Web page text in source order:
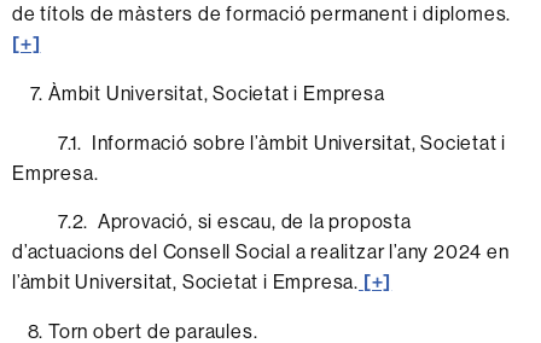
de títols de màsters de formació permanent i diplomes.
[+]
Àmbit Universitat, Societat i Empresa
7.1. Informació sobre l’àmbit Universitat, Societat i
Empresa.
7.2. Aprovació, si escau, de la proposta
d’actuacions del Consell Social a realitzar l’any 2024 en
l’àmbit Universitat, Societat i Empresa. [+]
Torn obert de paraules.